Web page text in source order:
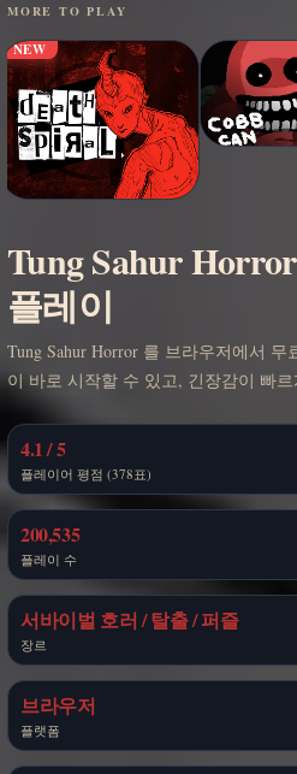
MORE TO PLAY
NEW
Tung Sahur
플레이
Tung Sahur Horror 를 브라우저에서
이 바로 시작할 수 있고, 긴장감이 빠
4.1 / 5
플레이어 평점 (378표)
200,535
플레이 수
서바이벌 호러 / 탈출 / 퍼즐
장르
브라우저
플랫폼